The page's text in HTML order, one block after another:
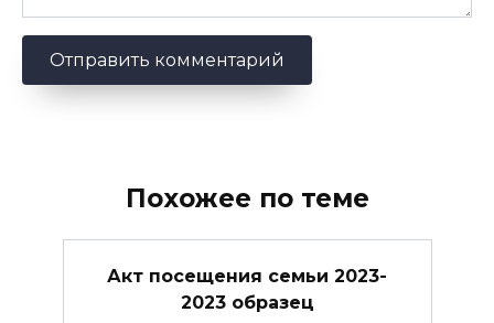
Похожее по теме
Акт посещения семьи 2023-
2023 образец